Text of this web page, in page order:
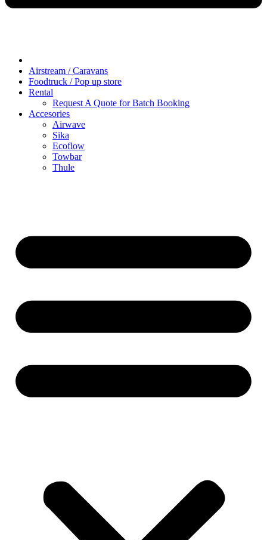
Airstream / Caravans
Foodtruck / Pop up store
Rental
Request A Quote for Batch Booking
Accesories
Airwave
Sika
Ecoflow
Towbar
Thule